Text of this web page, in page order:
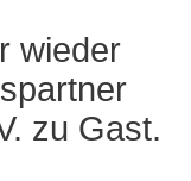
wieder
zu Gast.